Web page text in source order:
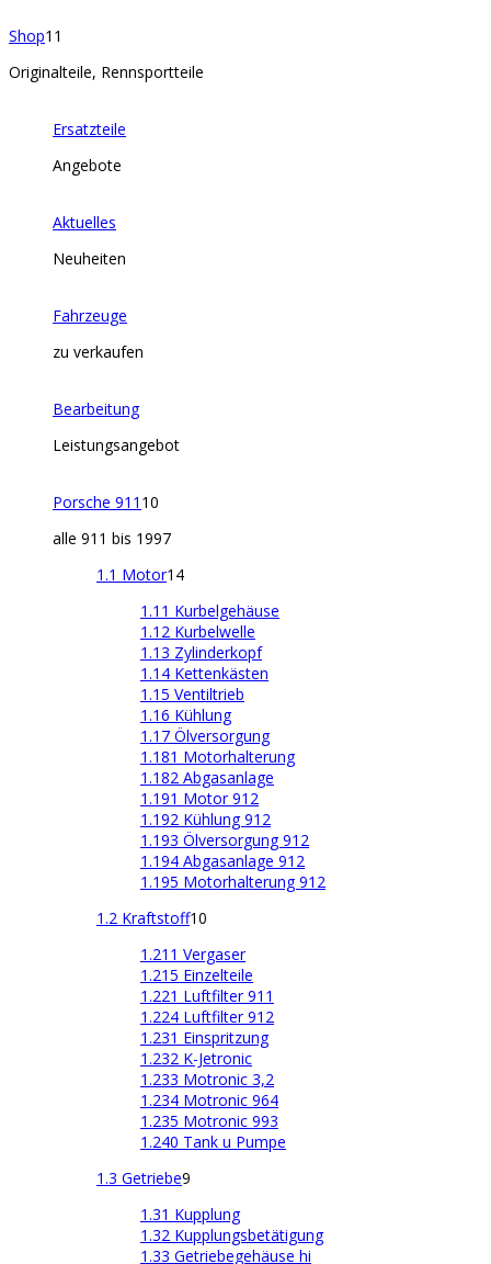
Shop11
Originalteile, Rennsportteile
Ersatzteile
Angebote
Aktuelles
Neuheiten
Fahrzeuge
zu verkaufen
Bearbeitung
Leistungsangebot
Porsche 911 10
alle 911 bis 1997
1.1 Motor14
1.11 Kurbelgehäuse
1.12 Kurbelwelle
1.13 Zylinderkopf
1.14 Kettenkästen
1.15 Ventiltrieb
1.16 Kühlung
1.17 Ölversorgung
1.181 Motorhalterung
1.182 Abgasanlage
1.191 Motor 912
1.192 Kühlung 912
1.193 Ölversorgung 912
1.194 Abgasanlage 912
1.195 Motorhalterung 912
1.2 Kraftstoff10
1.211 Vergaser
1.215 Einzelteile
1.221 Luftfilter 911
1.224 Luftfilter 912
1.231 Einspritzung
1.232 K-Jetronic
1.233 Motronic 3,2
1.234 Motronic 964
1.235 Motronic 993
1.240 Tank u Pumpe
1.3 Getriebe9
1.31 Kupplung
1.32 Kupplungsbetätigung
1.33 Getriebegehäuse hi